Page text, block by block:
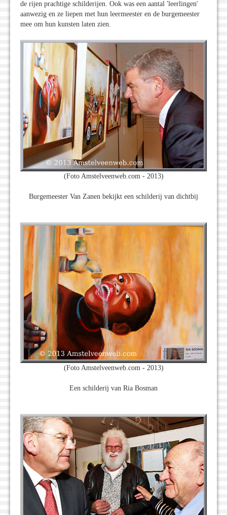
de rijen prachtige schilderijen. Ook was een aantal 'leerlingen'
aanwezig en ze liepen met hun leermeester en de burgemeester
mee om hun kunsten laten zien.
(Foto Amstelveenweb.com - 2013)
Burgemeester Van Zanen bekijkt een schilderij van dichtbij
(Foto Amstelveenweb.com - 2013)
Een schilderij van Ria Bosman